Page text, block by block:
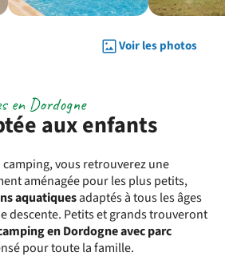
Voir les photos
aux enfants
en Dordogne
camping, vous retrouverez une
aménagée pour les plus petits,
aquatiquesadaptés à tous les âges
descente. Petits et grands trouveront
en Dordogne avec parc
pour toute la famille.